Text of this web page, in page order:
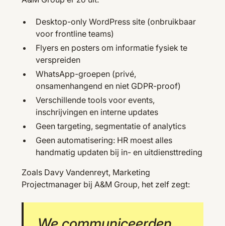
Desktop-only WordPress site (onbruikbaar
voor frontline teams)
Flyers en posters om informatie fysiek te
verspreiden
WhatsApp-groepen (privé,
onsamenhangend en niet GDPR-proof)
Verschillende tools voor events,
inschrijvingen en interne updates
Geen targeting, segmentatie of analytics
Geen automatisering: HR moest alles
handmatig updaten bij in- en uitdiensttreding
Zoals Davy Vandenreyt, Marketing
Projectmanager bij A&M Group, het zelf zegt: